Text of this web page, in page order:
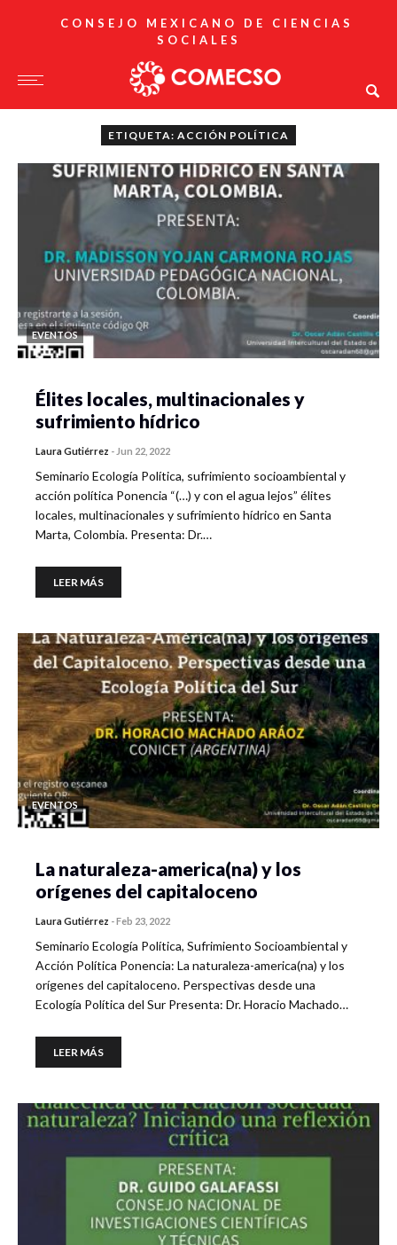
CONSEJO MEXICANO DE CIENCIAS
SOCIALES
ETIQUETA: ACCIÓN POLÍTICA
EVENTOS
Élites locales, multinacionales y
sufrimiento hídrico
Laura Gutiérrez - Jun 22, 2022
Seminario Ecología Política, sufrimiento socioambiental y
acción política Ponencia “(…) y con el agua lejos” élites
locales, multinacionales y sufrimiento hídrico en Santa
Marta, Colombia. Presenta: Dr.…
LEER MÁS
EVENTOS
La naturaleza-america(na) y los
orígenes del capitaloceno
Laura Gutiérrez -Feb 23, 2022
Seminario Ecología Política, Sufrimiento Socioambiental y
Acción Política Ponencia: La naturaleza-america(na) y los
orígenes del capitaloceno. Perspectivas desde una
Ecología Política del Sur Presenta: Dr. Horacio Machado…
LEER MÁS